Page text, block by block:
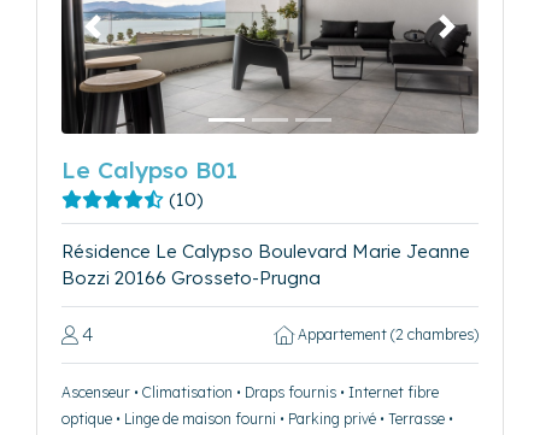
Précédent Suivant
Le Calypso B01
(10)
Résidence Le Calypso Boulevard Marie Jeanne
Bozzi 20166 Grosseto-Prugna
4 Appartement (2 chambres)
Ascenseur • Climatisation • Draps fournis • Internet fibre
optique • Linge de maison fourni • Parking privé • Terrasse •